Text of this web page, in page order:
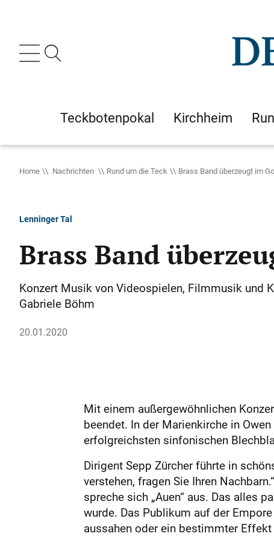
Teckbotenpokal Kirchheim
Home Nachrichten Rund um die Teck Brass Band überzeugt im
Lenninger Tal
Brass Band
Konzert Musik von Videospielen, Filmmusik und
Gabriele Böhm
20.01.2020
Mit einem außergewöhnlichen
beendet. In der Marienkirche in
erfolgreichsten sinfonischen
Dirigent Sepp Zürcher führte in
verstehen, fragen Sie Ihren
spreche sich „Auen“ aus. Das alles
wurde. Das Publikum auf der
aussahen oder ein bestimmter